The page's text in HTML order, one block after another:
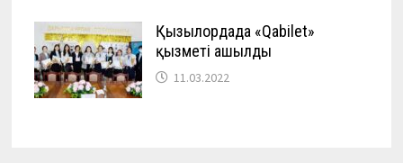
Қызылордада «Qabilet»
қызметі ашылды
11.03.2022